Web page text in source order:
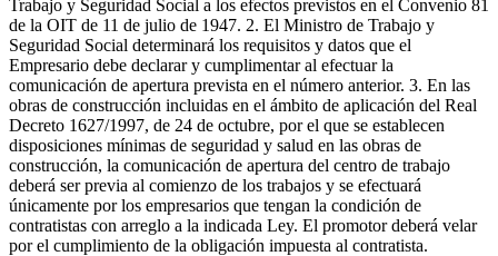
Trabajo y Seguridad Social a los efectos previstos en el Convenio 81
de la OIT de 11 de julio de 1947. 2. El Ministro de Trabajo y
Seguridad Social determinará los requisitos y datos que el
Empresario debe declarar y cumplimentar al efectuar la
comunicación de apertura prevista en el número anterior. 3. En las
obras de construcción incluidas en el ámbito de aplicación del Real
Decreto 1627/1997, de 24 de octubre, por el que se establecen
disposiciones mínimas de seguridad y salud en las obras de
construcción, la comunicación de apertura del centro de trabajo
deberá ser previa al comienzo de los trabajos y se efectuará
únicamente por los empresarios que tengan la condición de
contratistas con arreglo a la indicada Ley. El promotor deberá velar
por el cumplimiento de la obligación impuesta al contratista.